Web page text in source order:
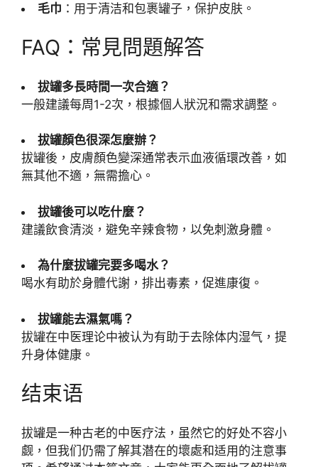
毛巾 ：用于清洁和包裹罐子，保护皮肤。
FAQ：常見問題解答
拔罐多長時間一次合適？
一般建議每周1-2次，根據個人狀況和需求調整。
拔罐顏色很深怎麼辦？
拔罐後，皮膚顏色變深通常表示血液循環改善，如
無其他不適，無需擔心。
拔罐後可以吃什麼？
建議飲食清淡，避免辛辣食物，以免刺激身體。
為什麼拔罐完要多喝水？
喝水有助於身體代謝，排出毒素，促進康復。
拔罐能去濕氣嗎？
拔罐在中医理论中被认为有助于去除体内湿气，提
升身体健康。
结束语
拔罐是一种古老的中医疗法，虽然它的好处不容小
觑，但我们仍需了解其潜在的壞處和适用的注意事